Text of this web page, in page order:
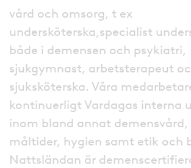
vård och omsorg, t ex
undersköterska,specialist
både i demensen och psykiatri,
sjukgymnast, arbetsterapeut
sjuksköterska. Våra
kontinuerligt Vardagas interna
inom bland annat
måltider, hygien samt etik och
Nattsländan är